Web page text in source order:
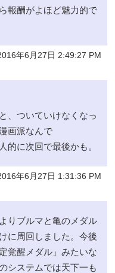
報酬がよほど魅力的で
年6月27日 2:49:27 PM
、ついていけなくなっ
画派なんで
的に次回で最後かも。
年6月27日 1:31:36 PM
りブルマと亀のメダル
に周回しました。今後
覚醒メダル」みたいな
システムでは天下一も